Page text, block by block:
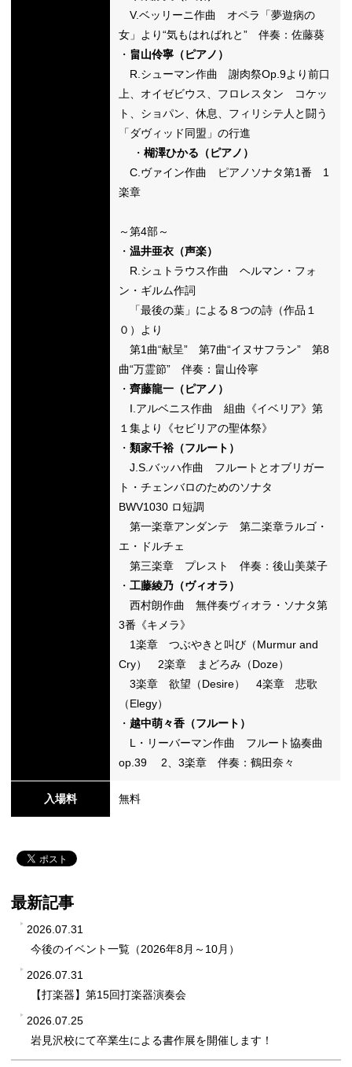
V.ベッリーニ作曲 オペラ「夢遊病の
女」より“気もはればれと” 伴奏：佐藤葵
・ 畠山伶寧（ピアノ）
R.シューマン作曲 謝肉祭Op.9より前口
上、オイゼビウス、フロレスタン コケッ
ト、ショパン、休息、フィリシテ人と闘う
「ダヴィッド同盟」の行進
・ 楜澤ひかる（ピアノ）
C.ヴァイン作曲 ピアノソナタ第1番 1
楽章
～第4部～
・ 温井亜衣（声楽）
R.シュトラウス作曲 ヘルマン・フォ
ン・ギルム作詞
「最後の葉」による８つの詩（作品１
０）より
第1曲“献呈” 第7曲“イヌサフラン” 第8
曲“万霊節” 伴奏：畠山伶寧
・ 齊藤龍一（ピアノ）
I.アルベニス作曲 組曲《イベリア》第
１集より《セビリアの聖体祭》
・ 類家千裕（フルート）
J.S.バッハ作曲 フルートとオブリガー
ト・チェンバロのためのソナタ
BWV1030 ロ短調
第一楽章アンダンテ 第二楽章ラルゴ・
エ・ドルチェ
第三楽章 プレスト 伴奏：後山美菜子
・ 工藤綾乃（ヴィオラ）
西村朗作曲 無伴奏ヴィオラ・ソナタ第
3番《キメラ》
1楽章 つぶやきと叫び（Murmur and
Cry） 2楽章 まどろみ（Doze）
3楽章 欲望（Desire） 4楽章 悲歌
（Elegy）
・ 越中萌々香（フルート）
L・リーバーマン作曲 フルート協奏曲
op.39 2、3楽章 伴奏：鶴田奈々
入場料 無料
最新記事
2026.07.31
今後のイベント一覧（2026年8月～10月）
2026.07.31
【打楽器】第15回打楽器演奏会
2026.07.25
岩見沢校にて卒業生による書作展を開催します！